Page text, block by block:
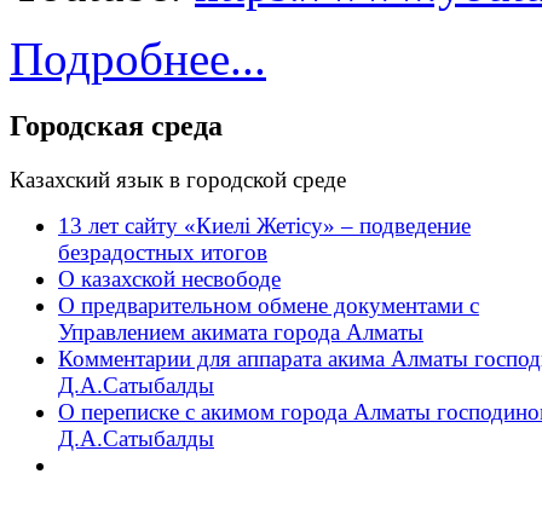
Подробнее...
Городская среда
Казахский язык в городской среде
13 лет сайту «Киелі Жетісу» – подведение
безрадостных итогов
О казахской несвободе
О предварительном обмене документами с
Управлением акимата города Алматы
Комментарии для аппарата акима Алматы
Д.А.Сатыбалды
О переписке с акимом города Алматы
Д.А.Сатыбалды